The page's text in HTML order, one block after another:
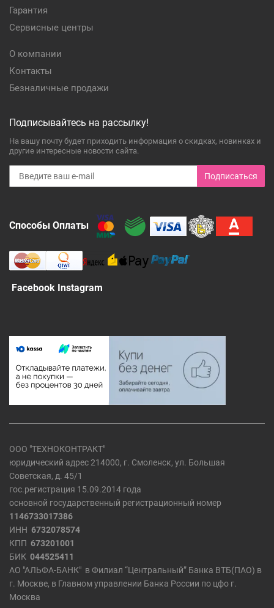
Гарантия
Сервисные центры
О компании
Контакты
Безналичные продажи
Подписывайтесь на рассылку!
На вашу почту будет приходить информация о скидках, новинках и
другие интересные новости сайта.
Подписаться
Способы Оплаты
Facebook Instagram
ООО "ТЕХНОКОНТРАКТ"
юридический адрес 214000, г. Смоленск, ул. Большая
Советская, д. 45/1
гос.регистрация 15.09.2014 года
основной государственный регистрационный номер
1146733017386
ИНН 6732078574
КПП 673201001
БИК 044525411
АО "АЛЬФА-БАНК" в Филиал “Центральный” Банка ВТБ(ПАО) в
г. Москве, в Главном управлении Банка России по цфо г.
Москва